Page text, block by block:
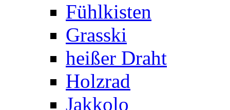
Fühlkisten
Grasski
heißer Draht
Holzrad
Jakkolo